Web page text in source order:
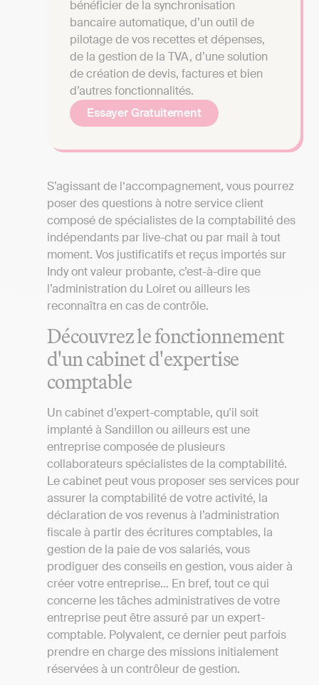
bénéficier de la synchronisation
bancaire automatique, d’un outil de
pilotage de vos recettes et dépenses,
de la gestion de la TVA, d’une solution
de création de devis, factures et bien
d’autres fonctionnalités.
Essayer Gratuitement
S’agissant de l‘accompagnement, vous pourrez
poser des questions à notre service client
composé de spécialistes de la comptabilité des
indépendants par live-chat ou par mail à tout
moment. Vos justificatifs et reçus importés sur
Indy ont valeur probante, c’est-à-dire que
l’administration du Loiret ou ailleurs les
reconnaîtra en cas de contrôle.
Découvrez le fonctionnement
d'un cabinet d'expertise
comptable
Un cabinet d’expert-comptable, qu'il soit
implanté à Sandillon ou ailleurs est une
entreprise composée de plusieurs
collaborateurs spécialistes de la comptabilité.
Le cabinet peut vous proposer ses services pour
assurer la comptabilité de votre activité, la
déclaration de vos revenus à l’administration
fiscale à partir des écritures comptables, la
gestion de la paie de vos salariés, vous
prodiguer des conseils en gestion, vous aider à
créer votre entreprise… En bref, tout ce qui
concerne les tâches administratives de votre
entreprise peut être assuré par un expert-
comptable. Polyvalent, ce dernier peut parfois
prendre en charge des missions initialement
réservées à un contrôleur de gestion.